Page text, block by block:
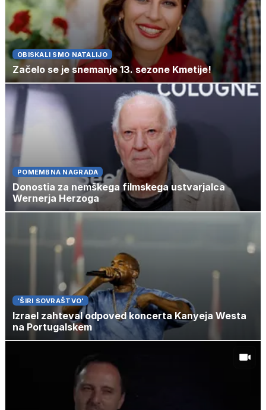
OBISKALI SMO NATALIJO
Začelo se je snemanje 13. sezone Kmetije!
POMEMBNA NAGRADA
Donostia za nemškega filmskega ustvarjalca
Wernerja Herzoga
'ŠIRI SOVRAŠTVO'
Izrael zahteval odpoved koncerta Kanyeja Westa
na Portugalskem